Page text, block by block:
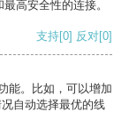
高安全性的连接。
支持[0] 反对[0]
能。比如，可以增加
自动选择最优的线